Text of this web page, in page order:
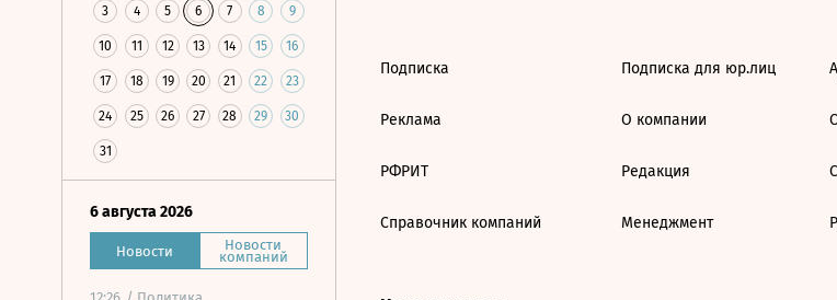
3 4 5 6 7 8 9
10 11 12 13 14 15 16
17 18 19 20 21 22 23
24 25 26 27 28 29 30
31
6 августа 2026
Новости Новости
компаний
Подписка
Реклама
РФРИТ
Справочник компаний
Подписка для юр.лиц
О компании
Редакция
Менеджмент